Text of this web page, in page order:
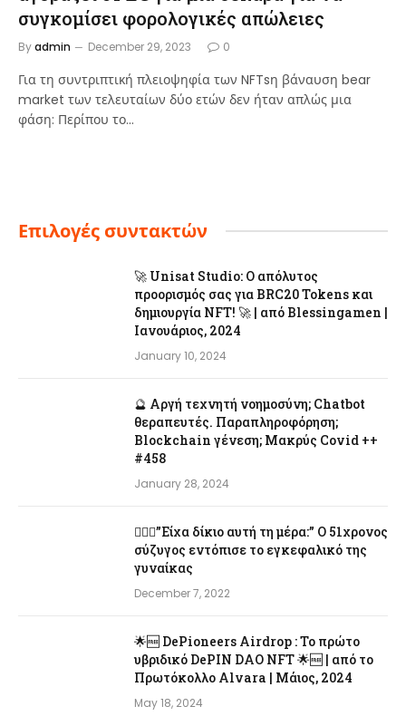
συγκομίσει φορολογικές απώλειες
Byadmin December 29, 2023 0
Για τη συντριπτική πλειοψηφία των NFTsη βάναυση bear
market των τελευταίων δύο ετών δεν ήταν απλώς μια
φάση: Περίπου το…
Επιλογές συντακτών
🚀 Unisat Studio: Ο απόλυτος
προορισμός σας για BRC20 Tokens και
δημιουργία NFT! 🚀 | από Blessingamen |
Ιανουάριος, 2024
January 10, 2024
🔮 Αργή τεχνητή νοημοσύνη; Chatbot
θεραπευτές. Παραπληροφόρηση;
Blockchain γένεση; Μακρύς Covid ++
#458
January 28, 2024
👨‍❤️‍👩”Είχα δίκιο αυτή τη μέρα:” Ο 51χρονος
σύζυγος εντόπισε το εγκεφαλικό της
γυναίκας
December 7, 2022
🌟🆓 DePioneers Airdrop : Το πρώτο
υβριδικό DePIN DAO NFT 🌟🆓 | από το
Πρωτόκολλο Alvara | Μάιος, 2024
May 18, 2024